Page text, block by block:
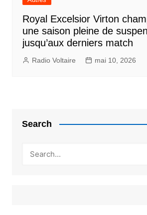
Royal Excelsior Virton
une saison pleine de
jusqu’aux derniers match
Radio Voltaire mai 10, 2026
Search